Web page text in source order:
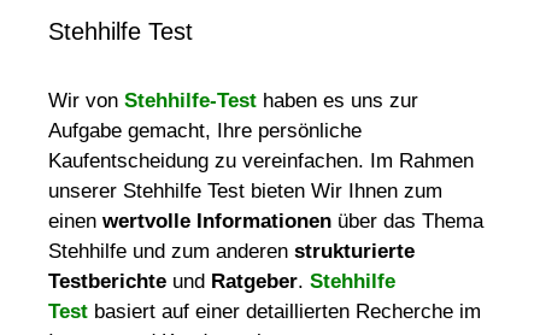
Stehhilfe Test
Wir von Stehhilfe-Test haben es uns zur
Aufgabe gemacht, Ihre persönliche
Kaufentscheidung zu vereinfachen. Im Rahmen
unserer Stehhilfe Test bieten Wir Ihnen zum
einen wertvolle Informationen über das Thema
Stehhilfe und zum anderen strukturierte
Testberichte und Ratgeber. Stehhilfe
Test basiert auf einer detaillierten Recherche im